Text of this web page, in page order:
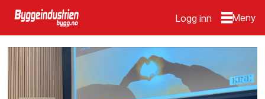
Logg inn